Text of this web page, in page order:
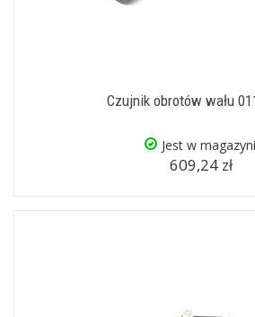
Czujnik obrotów wału
Jest w
609,24 zł